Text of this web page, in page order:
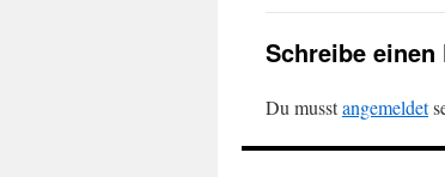
Schreibe einen
Du musstangemeldet